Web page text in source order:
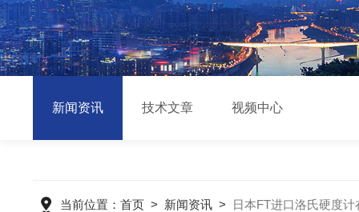
新闻资讯 技术文章 视频中心
当前位置： 首页> 新闻资讯> 日本FT进口洛氏硬度